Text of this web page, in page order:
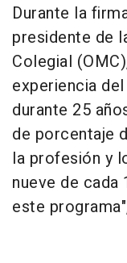
Durante la
presidente de
Colegial
experiencia
durante 25
de porcentaje
la profesión y
nueve de cada
este